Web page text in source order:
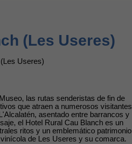
(Les Useres)
Useres)
las rutas senderistas de fin de
que atraen a numerosos visitantes
asentado entre barrancos y
el Hotel Rural Cau Blanch es un
ritos y un emblemático patrimonio
de Les Useres y su comarca.